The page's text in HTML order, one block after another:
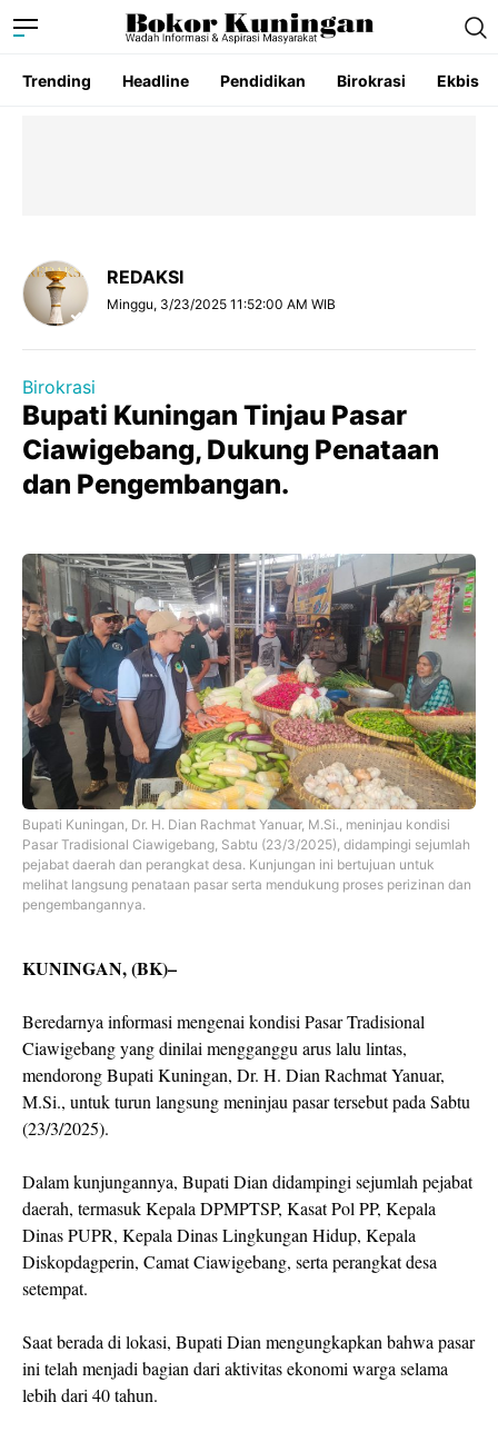
Trending Headline Pendidikan Birokrasi Ekbis
REDAKSI
Minggu, 3/23/2025 11:52:00 AM WIB
Birokrasi
Bupati Kuningan Tinjau Pasar
Ciawigebang, Dukung Penataan
dan Pengembangan.
Bupati Kuningan, Dr. H. Dian Rachmat Yanuar, M.Si., meninjau kondisi
Pasar Tradisional Ciawigebang, Sabtu (23/3/2025), didampingi sejumlah
pejabat daerah dan perangkat desa. Kunjungan ini bertujuan untuk
melihat langsung penataan pasar serta mendukung proses perizinan dan
pengembangannya.
KUNINGAN, (BK)–
Beredarnya informasi mengenai kondisi Pasar Tradisional
Ciawigebang yang dinilai mengganggu arus lalu lintas,
mendorong Bupati Kuningan, Dr. H. Dian Rachmat Yanuar,
M.Si., untuk turun langsung meninjau pasar tersebut pada Sabtu
(23/3/2025).
Dalam kunjungannya, Bupati Dian didampingi sejumlah pejabat
daerah, termasuk Kepala DPMPTSP, Kasat Pol PP, Kepala
Dinas PUPR, Kepala Dinas Lingkungan Hidup, Kepala
Diskopdagperin, Camat Ciawigebang, serta perangkat desa
setempat.
Saat berada di lokasi, Bupati Dian mengungkapkan bahwa pasar
ini telah menjadi bagian dari aktivitas ekonomi warga selama
lebih dari 40 tahun.